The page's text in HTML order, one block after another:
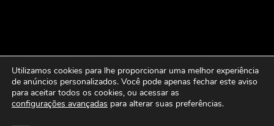
Utilizamos cookies para lhe proporcionar uma melhor experiência
de anúncios personalizados. Você pode apenas fechar este aviso
para aceitar todos os cookies, ou acessar as
configurações avançadas para alterar suas preferências.